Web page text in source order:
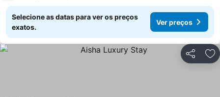
Selecione as datas para ver os preços
exatos.
Ver preços
Partilhar